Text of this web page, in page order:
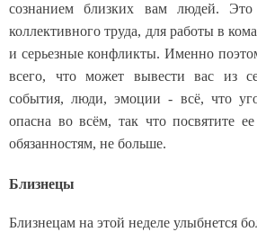
сознанием близких вам людей. Это
коллективного труда, для работы в
и серьезные конфликты. Именно
всего, что может вывести вас из
события, люди, эмоции - всё, что
опасна во всём, так что посвятите
обязанностям, не больше.
Близнецы
Близнецам на этой неделе улыбнется